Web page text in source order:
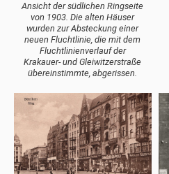
Ansicht der südlichen Ringseite
von 1903. Die alten Häuser
wurden zur Absteckung einer
neuen Fluchtlinie, die mit dem
Fluchtlinienverlauf der
Krakauer- und Gleiwitzerstraße
übereinstimmte, abgerissen.